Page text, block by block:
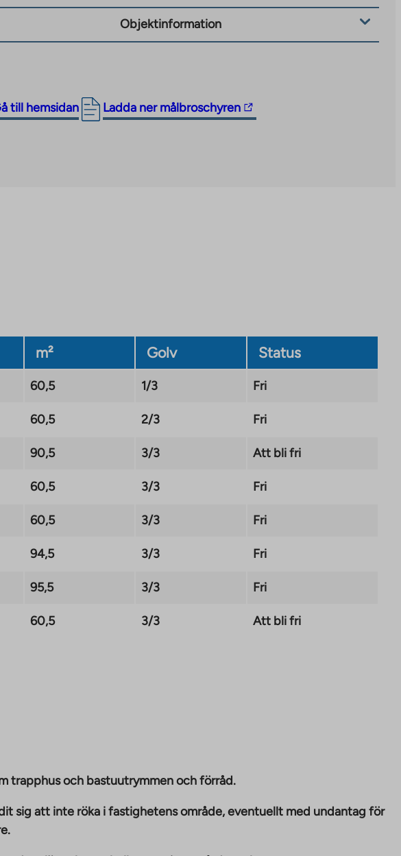
Objektinformation
till hemsidan Ladda ner målbroschyren
The
link
m² Golv Status
60,5 1/3 Fri
60,5 2/3 Fri
90,5 3/3 Att bli fri
60,5 3/3 Fri
60,5 3/3 Fri
94,5 3/3 Fri
95,5 3/3 Fri
60,5 3/3 Att bli fri
trapphus och bastuutrymmen och förråd.
sig att inte röka i fastighetens område, eventuellt med undantag för